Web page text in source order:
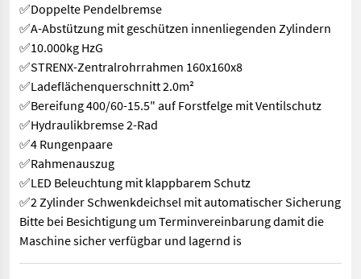
✅Doppelte Pendelbremse
✅A-Abstützung mit geschützen innenliegenden Zylindern
✅10.000kg HzG
✅STRENX-Zentralrohrrahmen 160x160x8
✅Ladeflächenquerschnitt 2.0m²
✅Bereifung 400/60-15.5" auf Forstfelge mit Ventilschutz
✅Hydraulikbremse 2-Rad
✅4 Rungenpaare
✅Rahmenauszug
✅LED Beleuchtung mit klappbarem Schutz
✅2 Zylinder Schwenkdeichsel mit automatischer Sicherung
Bitte bei Besichtigung um Terminvereinbarung damit die
Maschine sicher verfügbar und lagernd is
++KOLB LANDTECHNIK++ ✅PALMS H8SX mit Kran K4.71